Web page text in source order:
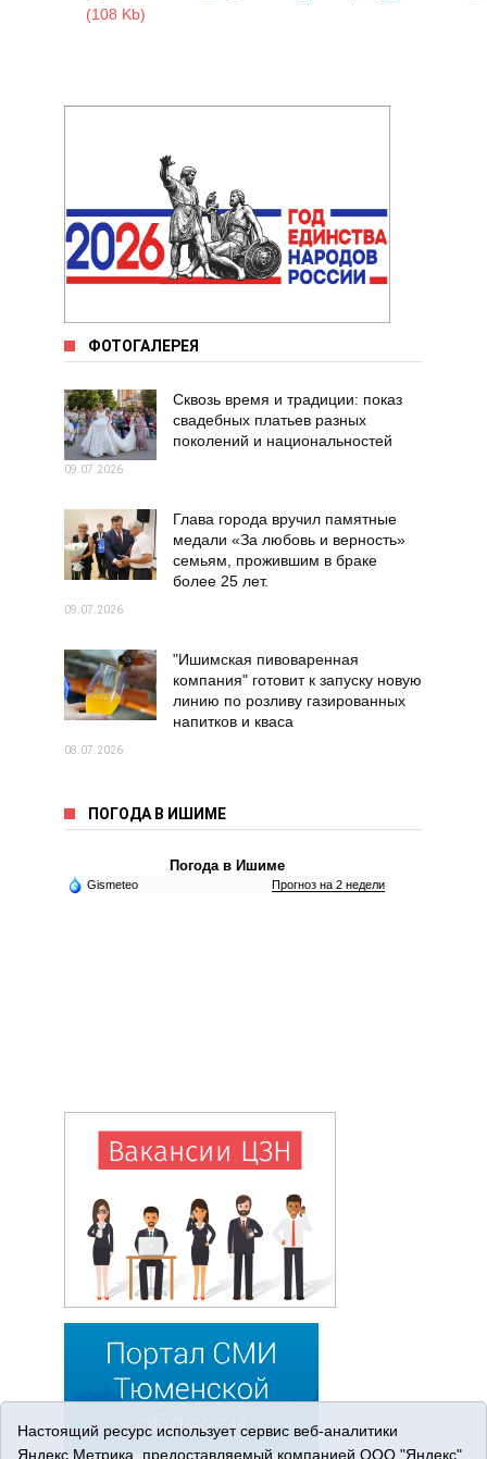
(108 Kb)
ФОТОГАЛЕРЕЯ
Сквозь время и традиции: показ
свадебных платьев разных
поколений и национальностей
09.07.2026
Глава города вручил памятные
медали «За любовь и верность»
семьям, прожившим в браке
более 25 лет.
09.07.2026
"Ишимская пивоваренная
компания" готовит к запуску новую
линию по розливу газированных
напитков и кваса
08.07.2026
ПОГОДА В ИШИМЕ
Погода в Ишиме
Gismeteo Прогноз на 2 недели
Настоящий ресурс использует сервис веб-аналитики
Яндекс.Метрика, предоставляемый компанией ООО "Яндекс"